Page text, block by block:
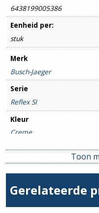
6438199005386
Eenheid per:
stuk
Merk
Busch-Jaeger
Serie
Reflex SI
Kleur
Creme
Type / Soort
Wandcontactdoos
IP20
Montagewijze
Toon
Gerelateerde